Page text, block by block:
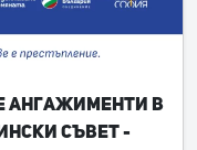
ангажименти в
съвет -